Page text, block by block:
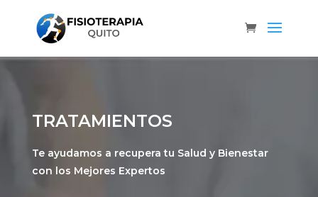
TRATAMIENTOS
Te ayudamos a recupera tu Salud y Bienestar
con los Mejores Expertos